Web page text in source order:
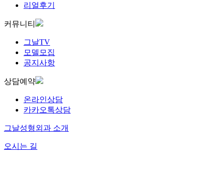
리얼후기
커뮤니티
그날TV
모델모집
공지사항
상담예약
온라인상담
카카오톡상담
그날성형외과 소개
오시는 길